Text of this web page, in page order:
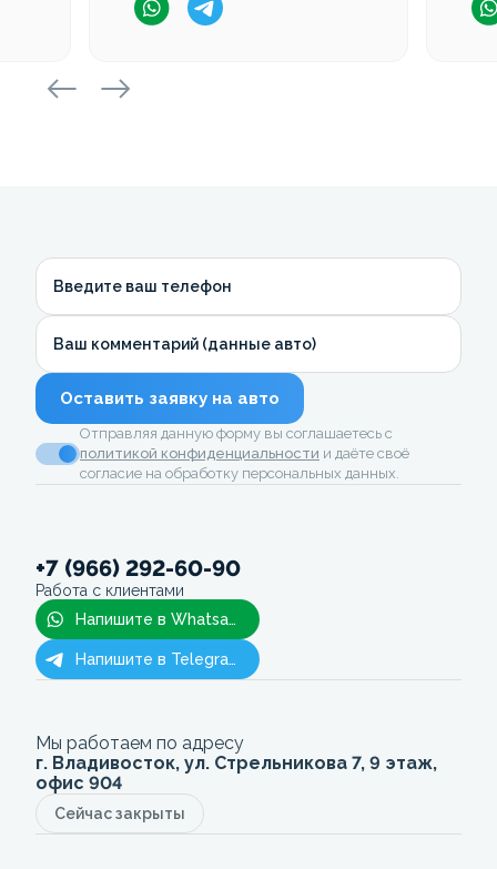
Введите ваш телефон
Ваш комментарий (данные авто)
Оставить заявку на авто
Отправляя данную форму вы соглашаетесь с
политикой конфиденциальности и даёте своё
согласие на обработку персональных данных.
+7 (966) 292-60-90
Работа с клиентами
Напишите в Whatsapp
Напишите в Telegram
Мы работаем по адресу
г. Владивосток, ул. Стрельникова 7, 9 этаж,
офис 904
Сейчас закрыты